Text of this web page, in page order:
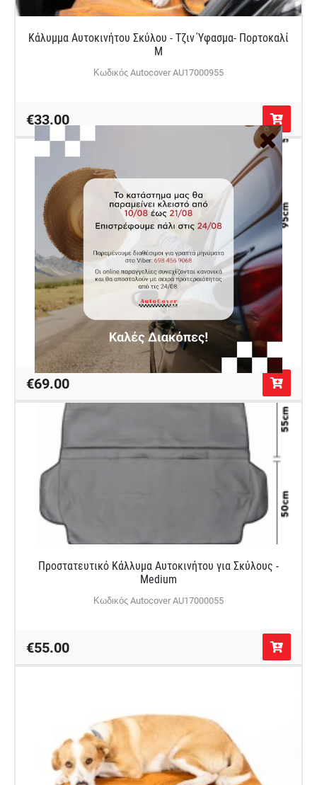
Κάλυμμα Αυτοκινήτου Σκύλου - Τζιν Ύφασμα- Πορτοκαλί
M
Κωδικός Autocover AU17000955
€33.00
Κάλυμμα Αυτοκινήτου για Σκύλους με Εφαρμογή στα
Μπροστινά Προσκέφαλα - Medium
Κωδικός Autocover AU17800030
€69.00
Προστατευτικό Κάλλυμα Αυτοκινήτου για Σκύλους -
Medium
Κωδικός Autocover AU17000055
€55.00